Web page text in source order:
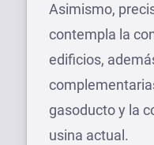
Asimismo,
contempla la
edificios,
gasoducto y la
usina actual.